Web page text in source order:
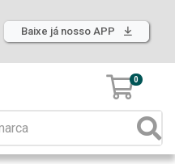
Baixe já nosso APP
0